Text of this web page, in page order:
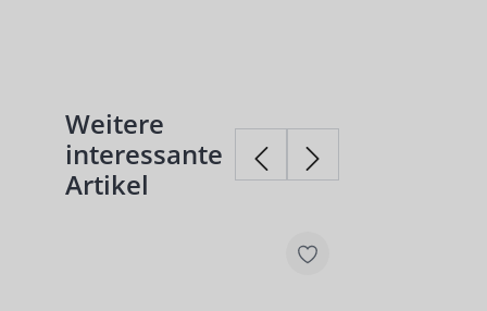
Produktgalerie überspringen
Weitere
interessante
Artikel